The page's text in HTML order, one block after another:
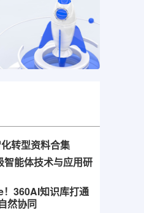
转型资料合集
智能体技术与应用研
360AI知识库打通
然协同